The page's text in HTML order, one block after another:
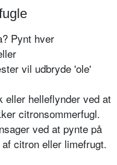
Pynt hver
vil udbryde 'ole'
helleflynder ved at
citronsommerfugl.
ved at pynte på
citron eller limefrugt.